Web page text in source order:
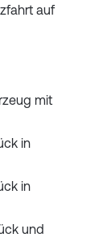
auf
mit
in
in
und